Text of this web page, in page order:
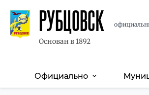
РУБЦОВСК
Основан в 1892
Основная
Официально expand_more